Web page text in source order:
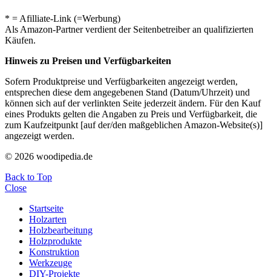
* = Afilliate-Link (=Werbung)
Als Amazon-Partner verdient der Seitenbetreiber an qualifizierten
Käufen.
Hinweis zu Preisen und Verfügbarkeiten
Sofern Produktpreise und Verfügbarkeiten angezeigt werden,
entsprechen diese dem angegebenen Stand (Datum/Uhrzeit) und
können sich auf der verlinkten Seite jederzeit ändern. Für den Kauf
eines Produkts gelten die Angaben zu Preis und Verfügbarkeit, die
zum Kaufzeitpunkt [auf der/den maßgeblichen Amazon-Website(s)]
angezeigt werden.
© 2026 woodipedia.de
Back to Top
Close
Startseite
Holzarten
Holzbearbeitung
Holzprodukte
Konstruktion
Werkzeuge
DIY-Projekte